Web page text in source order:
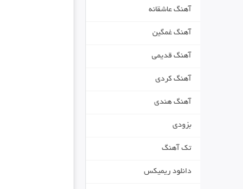
آهنگ عاشقانه
آهنگ غمگین
آهنگ قدیمی
آهنگ کردی
آهنگ هندی
بزودی
تک آهنگ
دانلود ریمیکس